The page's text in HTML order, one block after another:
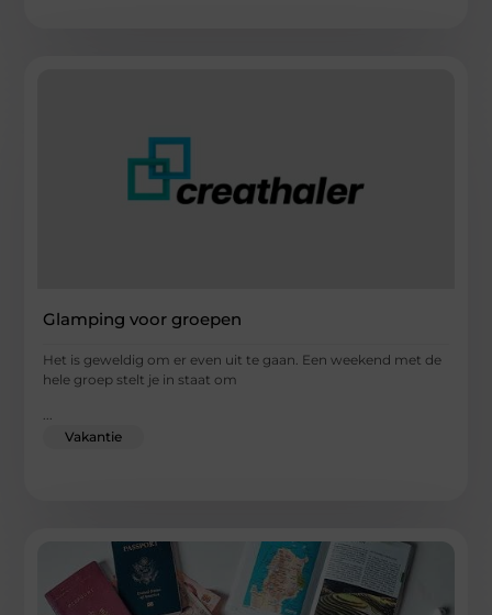
Glamping voor groepen
Het is geweldig om er even uit te gaan. Een weekend met de
hele groep stelt je in staat om
...
Vakantie